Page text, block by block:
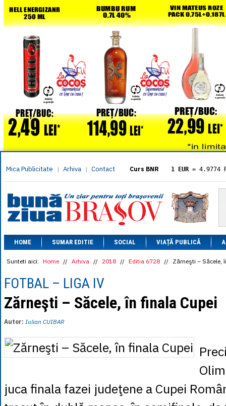
Mica Publicitate | Arhiva | Contact Curs BNR 1 EUR = 4.9774
= 5.8304
1 XAU= 464.4611
1 AED= 1.1933
1 AUD= 2.7957
1 BGN= 2.5449
1 CAD= 3.1559
1 CHF= 5.2813
1 CNY= 0.6015
1 HUF
= 1.2223
1 INR = 0.0513
= 0.2227
1 NOK= 0.4191
1 NZD= 2.6097
= 1.1646
1 RUB
= 0.0530
1 SEK
HOME SUMAR EDITIE SOCIAL VIAȚĂ PUBLICĂ
Sunteti aici: Home // Arhiva // 2018 // Editia 6728 // Zărneşti – Săcele,
FOTBAL – LIGA IV
Zărneşti – Săcele, în finala Cupei
Autor: Iulian CUIBAR
juca finala fazei judeţene a Cupei